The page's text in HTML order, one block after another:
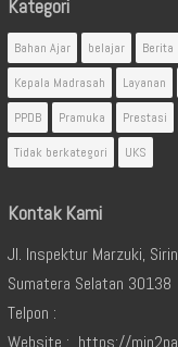
Kategori
Bahan Ajar belajar Berita
Kepala Madrasah
Layanan
PPDB
Pramuka Prestasi
Tidak berkategori
UKS
Kontak Kami
Jl. Inspektur Marzuki,
Sumatera Selatan 30138
Telpon :
Website : https://